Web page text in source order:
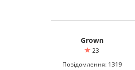
Grown
23
Повідомлення: 1319